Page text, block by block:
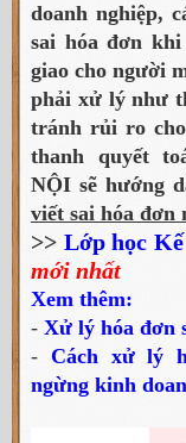
doanh nghiệp,
sai hóa đơn
giao cho người
phải xử lý như
tránh rủi ro
thanh quyết
NỘI sẽ hướng
viết sai hóa đơn
>> Lớp học
mới nhất
Xem thêm:
- Xử lý hóa đơn
- Cách xử lý
ngừng kinh